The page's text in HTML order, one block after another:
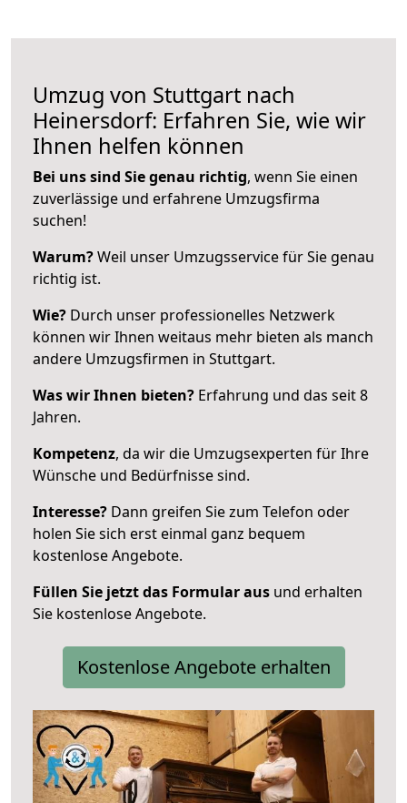
Umzug von Stuttgart nach
Heinersdorf: Erfahren Sie, wie wir
Ihnen helfen können
Bei uns sind Sie genau richtig, wenn Sie einen
zuverlässige und erfahrene Umzugsfirma
suchen!
Warum?Weil unser Umzugsservice für Sie genau
richtig ist.
Wie? Durch unser professionelles Netzwerk
können wir Ihnen weitaus mehr bieten als manch
andere Umzugsfirmen in Stuttgart.
Was wir Ihnen bieten? Erfahrung und das seit 8
Jahren.
Kompetenz, da wir die Umzugsexperten für Ihre
Wünsche und Bedürfnisse sind.
Interesse? Dann greifen Sie zum Telefon oder
holen Sie sich erst einmal ganz bequem
kostenlose Angebote.
Füllen Sie jetzt das Formular aus und erhalten
Sie kostenlose Angebote.
Kostenlose Angebote erhalten